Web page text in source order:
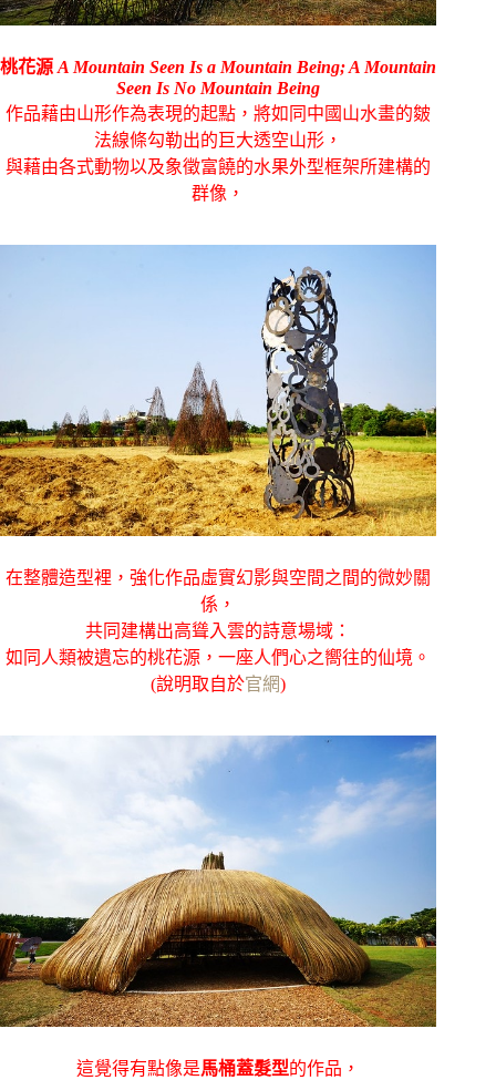
桃花源A Mountain Seen Is a Mountain Being; A Mountain
Seen Is No Mountain Being
作品藉由山形作為表現的起點，將如同中國山水畫的皴
法線條勾勒出的巨大透空山形，
與藉由各式動物以及象徵富饒的水果外型框架所建構的
群像，
在整體造型裡，強化作品虛實幻影與空間之間的微妙關
係，
共同建構出高聳入雲的詩意場域：
如同人類被遺忘的桃花源，一座人們心之嚮往的仙境。
(說明取自於官網)
這覺得有點像是馬桶蓋髮型的作品，